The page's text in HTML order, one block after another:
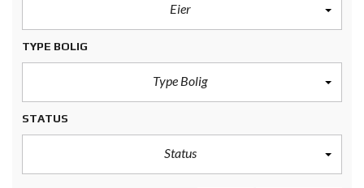
Eier
TYPE BOLIG
Type Bolig
STATUS
Status